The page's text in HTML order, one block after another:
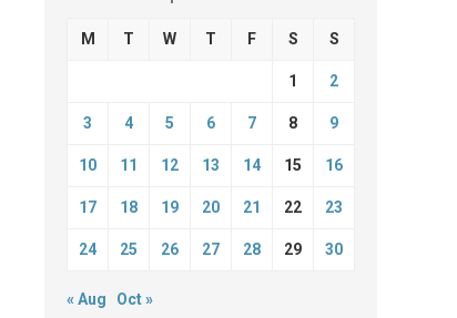
M T W T F S S
1 2
3 4 5 6 7 8 9
10 11 12 13 14 15 16
17 18 19 20 21 22 23
24 25 26 27 28 29 30
« Aug Oct »